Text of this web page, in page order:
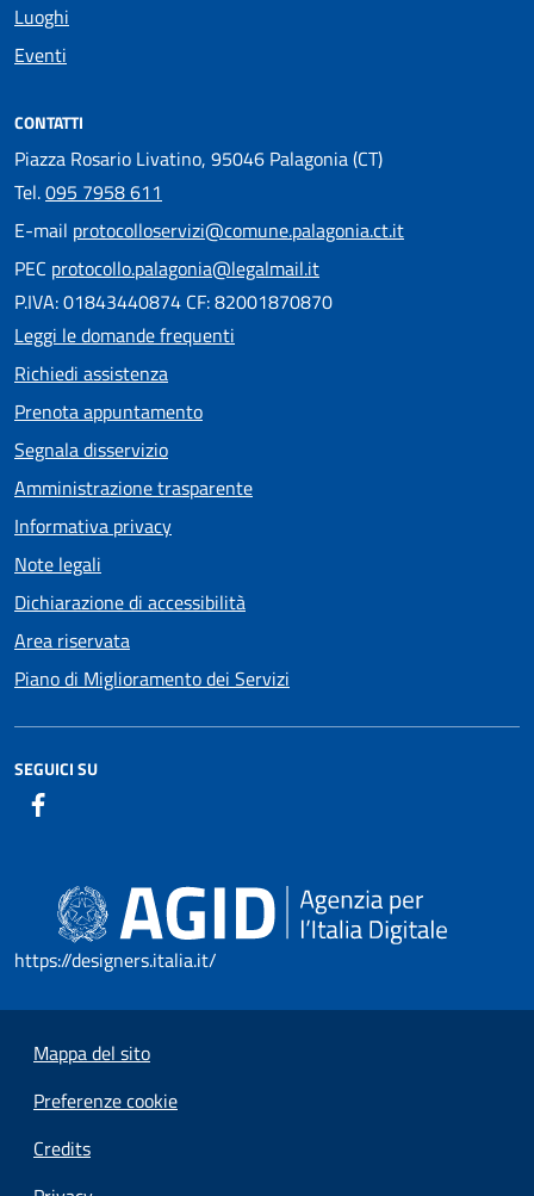
Luoghi
Eventi
CONTATTI
Piazza Rosario Livatino, 95046 Palagonia (CT)
Tel.095 7958 611
E-mail protocolloservizi@comune.palagonia.ct.it
PEC protocollo.palagonia@legalmail.it
P.IVA: 01843440874 CF: 82001870870
Leggi le domande frequenti
Richiedi assistenza
Prenota appuntamento
Segnala disservizio
Amministrazione trasparente
Informativa privacy
Note legali
Dichiarazione di accessibilità
Area riservata
Piano di Miglioramento dei Servizi
SEGUICI SU
https://designers.italia.it/
Mappa del sito
Preferenze cookie
Credits